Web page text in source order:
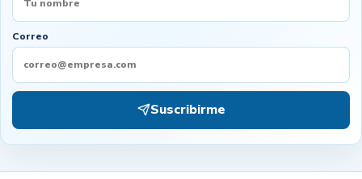
Correo
Suscribirme